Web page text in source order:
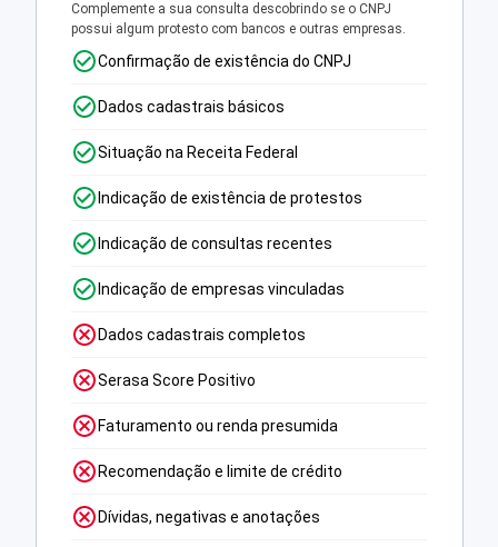
Complemente a sua consulta descobrindo se o CNPJ
possui algum protesto com bancos e outras empresas.
Confirmação de existência do CNPJ
Dados cadastrais básicos
Situação na Receita Federal
Indicação de existência de protestos
Indicação de consultas recentes
Indicação de empresas vinculadas
Dados cadastrais completos
Serasa Score Positivo
Faturamento ou renda presumida
Recomendação e limite de crédito
Dívidas, negativas e anotações